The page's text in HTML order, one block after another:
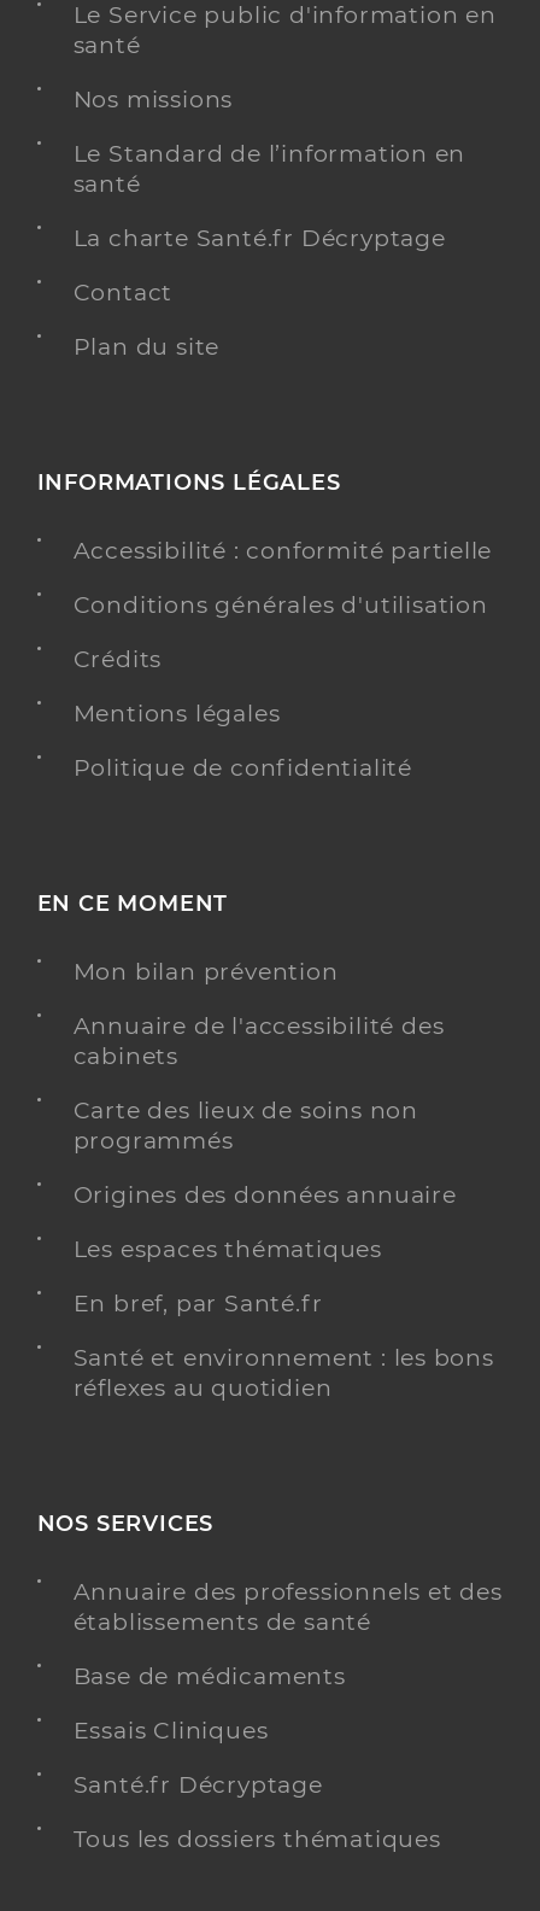
Le Service public d'information en
santé
Nos missions
Le Standard de l’information en
santé
La charte Santé.fr Décryptage
Contact
Plan du site
INFORMATIONS LÉGALES
Accessibilité : conformité partielle
Conditions générales d'utilisation
Crédits
Mentions légales
Politique de confidentialité
EN CE MOMENT
Mon bilan prévention
Annuaire de l'accessibilité des
cabinets
Carte des lieux de soins non
programmés
Origines des données annuaire
Les espaces thématiques
En bref, par Santé.fr
Santé et environnement : les bons
réflexes au quotidien
NOS SERVICES
Annuaire des professionnels et des
établissements de santé
Base de médicaments
Essais Cliniques
Santé.fr Décryptage
Tous les dossiers thématiques